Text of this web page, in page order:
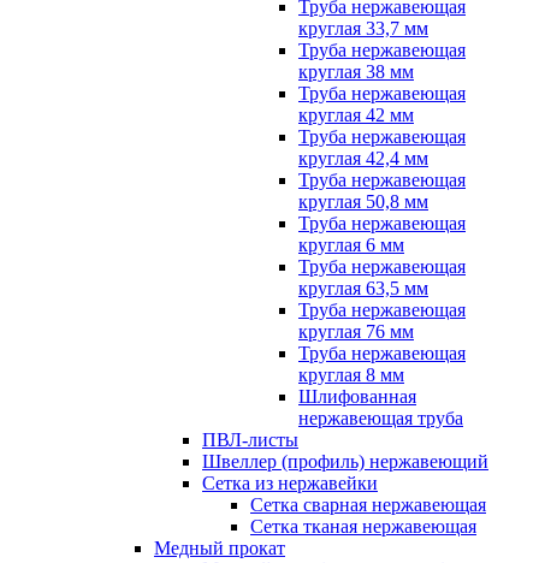
Труба нержавеющая
круглая 33,7 мм
Труба нержавеющая
круглая 38 мм
Труба нержавеющая
круглая 42 мм
Труба нержавеющая
круглая 42,4 мм
Труба нержавеющая
круглая 50,8 мм
Труба нержавеющая
круглая 6 мм
Труба нержавеющая
круглая 63,5 мм
Труба нержавеющая
круглая 76 мм
Труба нержавеющая
круглая 8 мм
Шлифованная
нержавеющая труба
ПВЛ-листы
Швеллер (профиль) нержавеющий
Сетка из нержавейки
Сетка сварная нержавеющая
Сетка тканая нержавеющая
Медный прокат